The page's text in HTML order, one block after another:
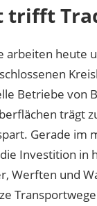
trifft
arbeiten heute
Betriebe von
trägt
Gerade
Investition
Werften und